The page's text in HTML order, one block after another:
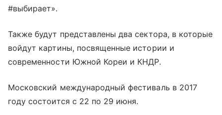
#выбирает».
Также будут представлены два сектора, в которые
войдут картины, посвященные истории и
современности Южной Кореи и КНДР.
Московский международный фестиваль в 2017
году состоится с 22 по 29 июня.